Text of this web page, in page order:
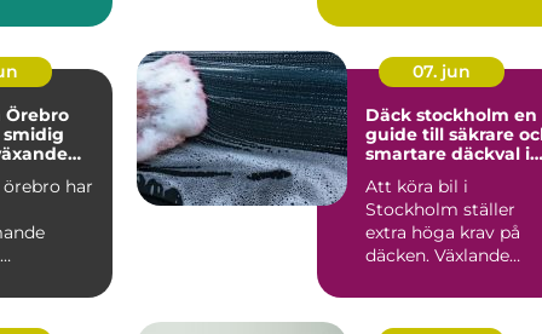
har
07. jun
Däck stockholm en
guide till säkrare
smartare däckval i
Att köra bil i
Stockholm ställer
extra höga krav på
däcken. Växlande
kökörning ...